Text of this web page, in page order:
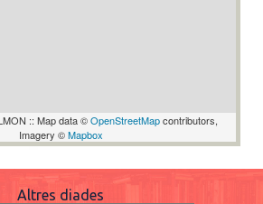
:: Map data ©OpenStreetMapcontributors,
Imagery ©Mapbox
Altres diades